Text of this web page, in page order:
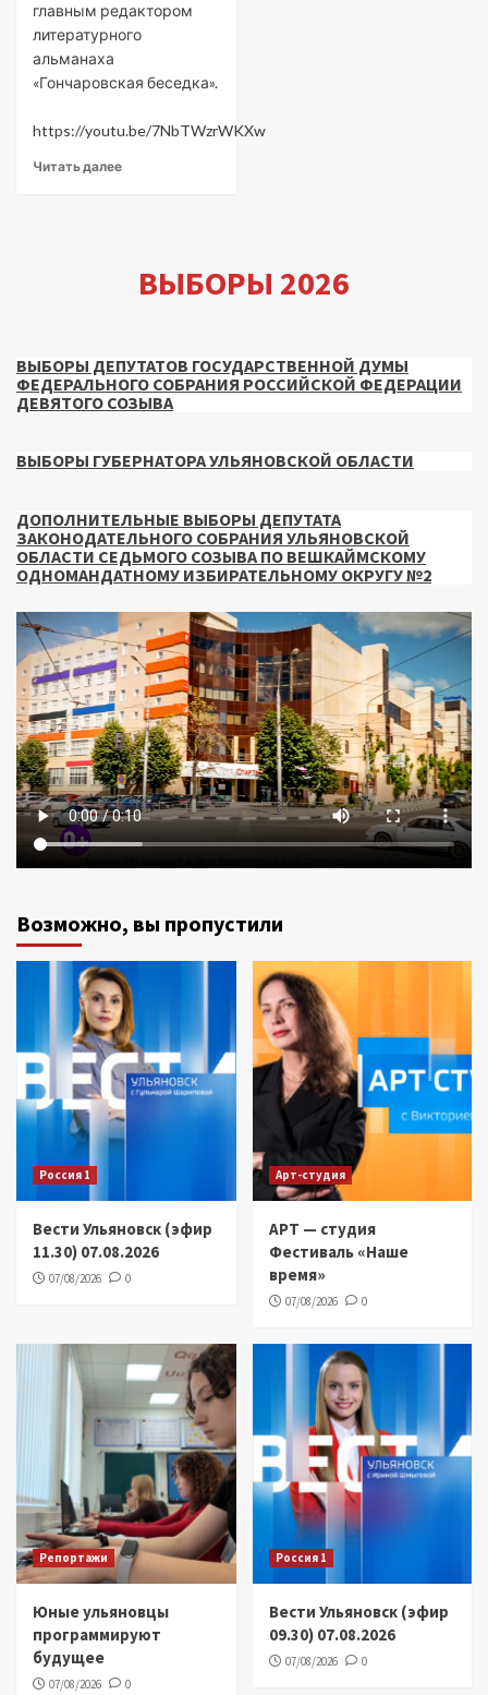
главным редактором
литературного
альманаха
«Гончаровская беседка».
https://youtu.be/7NbTWzrWKXw
Читать далее
ВЫБОРЫ 2026
ВЫБОРЫ ДЕПУТАТОВ ГОСУДАРСТВЕННОЙ ДУМЫ
ФЕДЕРАЛЬНОГО СОБРАНИЯ РОССИЙСКОЙ ФЕДЕРАЦИИ
ДЕВЯТОГО СОЗЫВА
ВЫБОРЫ ГУБЕРНАТОРА УЛЬЯНОВСКОЙ ОБЛАСТИ
ДОПОЛНИТЕЛЬНЫЕ ВЫБОРЫ ДЕПУТАТА
ЗАКОНОДАТЕЛЬНОГО СОБРАНИЯ УЛЬЯНОВСКОЙ
ОБЛАСТИ СЕДЬМОГО СОЗЫВА ПО ВЕШКАЙМСКОМУ
ОДНОМАНДАТНОМУ ИЗБИРАТЕЛЬНОМУ ОКРУГУ №2
Возможно, вы пропустили
Россия 1
Вести Ульяновск (эфир
11.30) 07.08.2026
07/08/2026 0
Арт-студия
АРТ — студия
Фестиваль «Наше
время»
07/08/2026 0
Репортажи
Юные ульяновцы
программируют
будущее
07/08/2026 0
Россия 1
Вести Ульяновск (эфир
09.30) 07.08.2026
07/08/2026 0